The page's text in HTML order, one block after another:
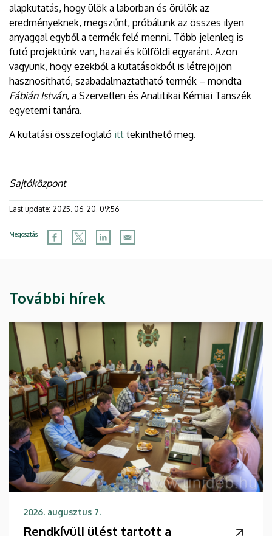
alapkutatás, hogy ülök a laborban és örülök az
eredményeknek, megszűnt, próbálunk az összes ilyen
anyaggal egyből a termék felé menni. Több jelenleg is
futó projektünk van, hazai és külföldi egyaránt. Azon
vagyunk, hogy ezekből a kutatásokból is létrejöjjön
hasznosítható, szabadalmaztatható termék – mondta
Fábián István, a Szervetlen és Analitikai Kémiai Tanszék
egyetemi tanára.
A kutatási összefoglaló itt tekinthető meg.
Sajtóközpont
Last update: 2025. 06. 20. 09:56
Megosztás
További hírek
2026. augusztus 7.
Rendkívüli ülést tartott a